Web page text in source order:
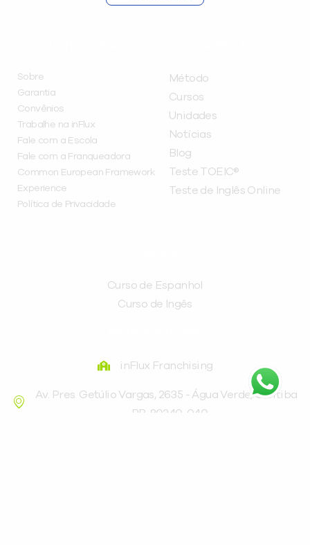
Sobre
Garantia
Convênios
Trabalhe na inFlux
Fale com a Escola
Fale com a Franqueadora
Common European Framework
Experience
Política de Privacidade
Método
Cursos
Unidades
Notícias
Blog
Teste TOEIC®
Teste de Inglês Online
Curso de Espanhol
Curso de Ingês
inFlux Franchising
Av. Pres. Getúlio Vargas, 2635 - Água Verde, Curitiba
- PR, 80240-040